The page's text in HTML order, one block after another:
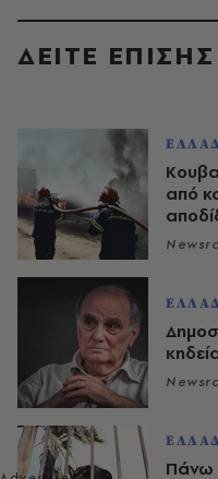
ΔΕΙΤΕ ΕΠΙΣΗΣ
από
Πάνω